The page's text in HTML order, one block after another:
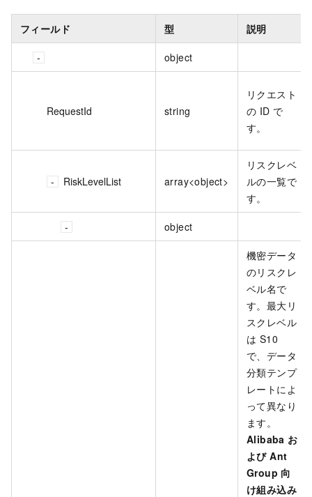
フィールド 型 説明
object
RequestId string
リクエスト
の ID で
す。
RiskLevelList array<object>
リスクレベ
ルの一覧で
す。
object
機密データ
のリスクレ
ベル名で
す。最大リ
スクレベル
は S10
で、データ
分類テンプ
レートによ
って異なり
ます。
Alibaba お
よび Ant
Group 向
け組み込み